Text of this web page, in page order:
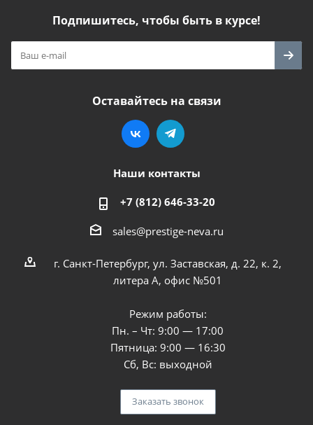
Подпишитесь, чтобы быть в курсе!
Оставайтесь на связи
Наши контакты
+7 (812) 646-33-20
sales@prestige-neva.ru
г. Санкт-Петербург, ул. Заставская, д. 22, к. 2,
литера А, офис №501
Режим работы:
Пн. – Чт: 9:00 — 17:00
Пятница: 9:00 — 16:30
Сб, Вс: выходной
Заказать звонок